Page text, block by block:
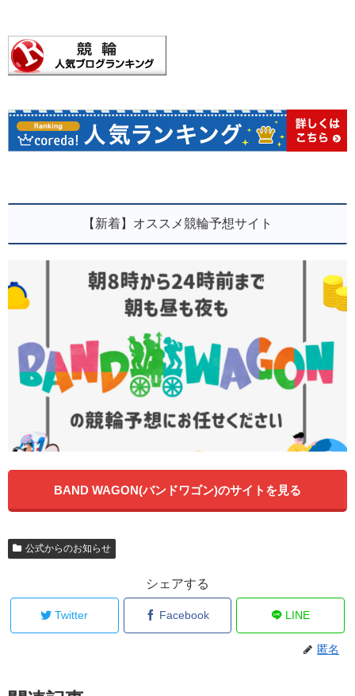
【新着】オススメ競輪予想サイト
BAND WAGON(バンドワゴン)のサイトを見る
公式からのお知らせ
シェアする
Twitter Facebook LINE
匿名